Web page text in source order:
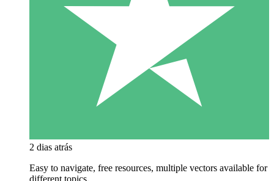
2 dias atrás
Easy to navigate, free resources, multiple vectors available for
different topics.